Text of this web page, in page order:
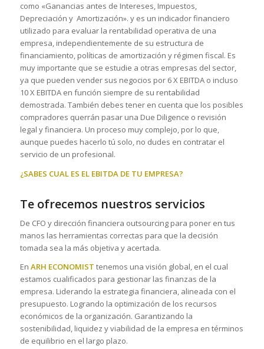
como «Ganancias antes de Intereses, Impuestos,
Depreciación y Amortización». y es un indicador financiero
utilizado para evaluar la rentabilidad operativa de una
empresa, independientemente de su estructura de
financiamiento, políticas de amortización y régimen fiscal. Es
muy importante que se estudie a otras empresas del sector,
ya que pueden vender sus negocios por 6 X EBITDA o incluso
10 X EBITDA en función siempre de su rentabilidad
demostrada. También debes tener en cuenta que los posibles
compradores querrán pasar una Due Diligence o revisión
legal y financiera. Un proceso muy complejo, por lo que,
aunque puedes hacerlo tú solo, no dudes en contratar el
servicio de un profesional.
¿SABES CUAL ES EL EBITDA DE TU EMPRESA?
Te ofrecemos nuestros servicios
De CFO y dirección financiera outsourcing para poner en tus
manos las herramientas correctas para que la decisión
tomada sea la más objetiva y acertada.
En ARH ECONOMIST tenemos una visión global, en el cual
estamos cualificados para gestionar las finanzas de la
empresa. Liderando la estrategia financiera, alineada con el
presupuesto. Logrando la optimización de los recursos
económicos de la organización. Garantizando la
sostenibilidad, liquidez y viabilidad de la empresa en términos
de equilibrio en el largo plazo.